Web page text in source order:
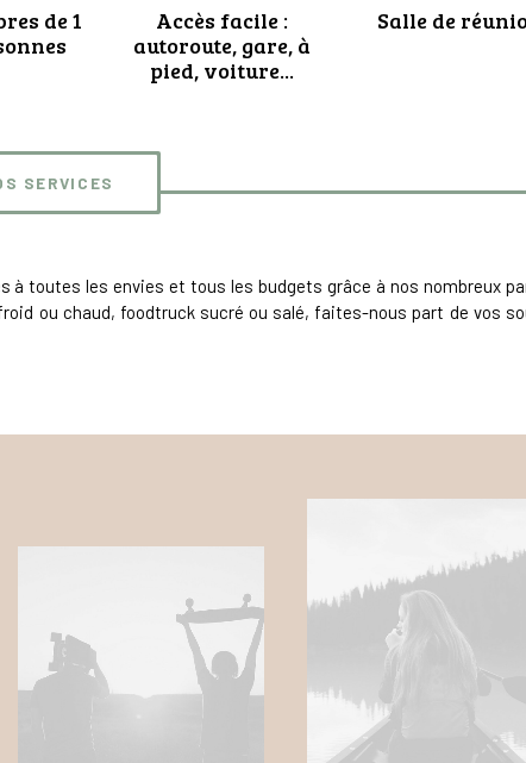
de 1
Accès facile :
autoroute, gare, à
pied, voiture...
Salle de
SERVICES
à toutes les envies et tous les budgets grâce à nos nombreux
ou chaud, foodtruck sucré ou salé, faites-nous part de vos